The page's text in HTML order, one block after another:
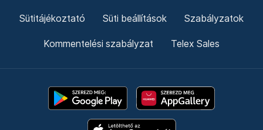
Sütitájékoztató Süti beállítások Szabályzatok
Kommentelési szabályzat Telex Sales